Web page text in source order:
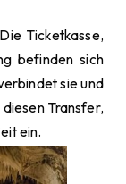
Ticketkasse,
befinden sich
sie und
Transfer,
ein.